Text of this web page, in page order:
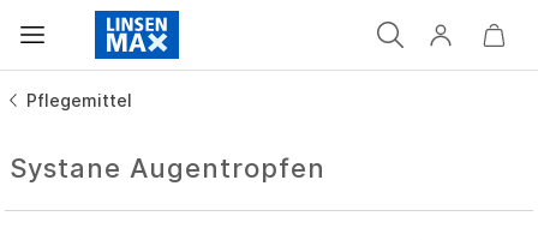
Pflegemittel
Systane Augentropfen